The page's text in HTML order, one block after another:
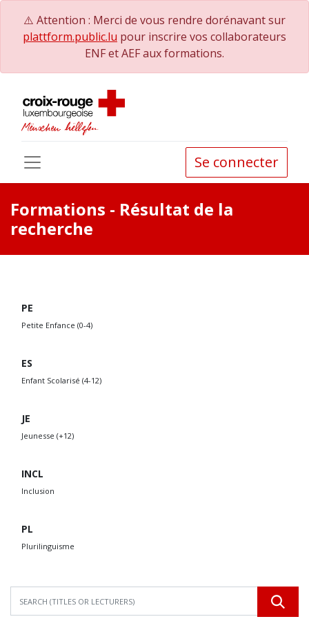
⚠️ Attention : Merci de vous rendre dorénavant sur
plattform.public.lu pour inscrire vos collaborateurs
ENF et AEF aux formations.
Se connecter
Formations - Résultat de la
recherche
PE
Petite Enfance (0-4)
ES
Enfant Scolarisé (4-12)
JE
Jeunesse (+12)
INCL
Inclusion
PL
Plurilinguisme